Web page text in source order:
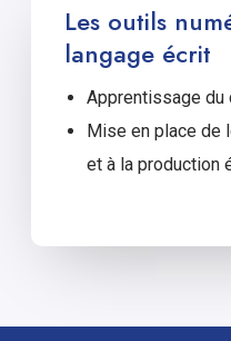
Les outils
langage écrit
Apprentissage du
Mise en place de
et à la production